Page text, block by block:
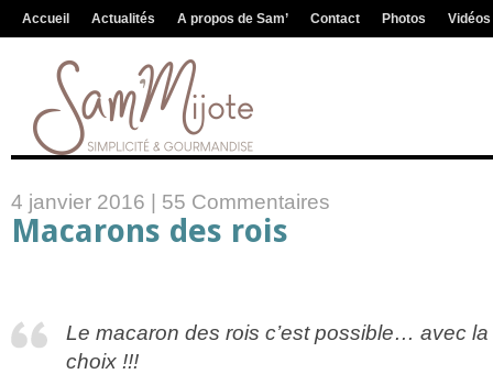
Accueil Actualités A propos de Sam’ Contact Photos Vidéos
4 janvier 2016 | 55 Commentaires
Macarons des rois
Le macaron des rois c’est possible… avec
choix !!!